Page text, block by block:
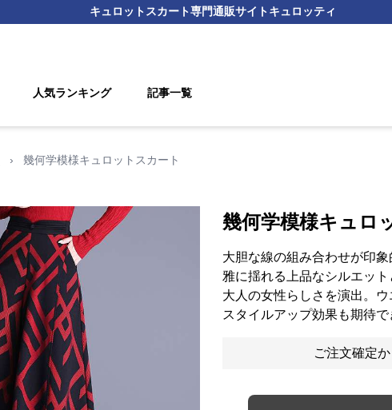
キュロットスカート専門通販サイトキュロッティ
人気ランキング 記事一覧
› 幾何学模様キュロットスカート
幾何学模様キュロ
大胆な線の組み合わせが印
雅に揺れる上品なシルエッ
大人の女性らしさを演出。
スタイルアップ効果も期待
ご注文確定